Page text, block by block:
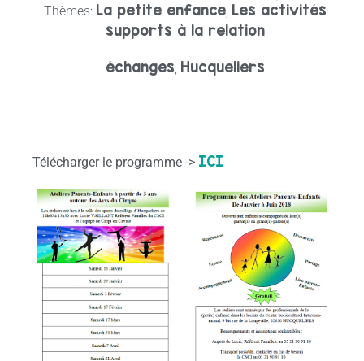
Thèmes: La petite enfance Les activités
supports à la relation
échanges Hucqueliers
Télécharger le programme -> ICI